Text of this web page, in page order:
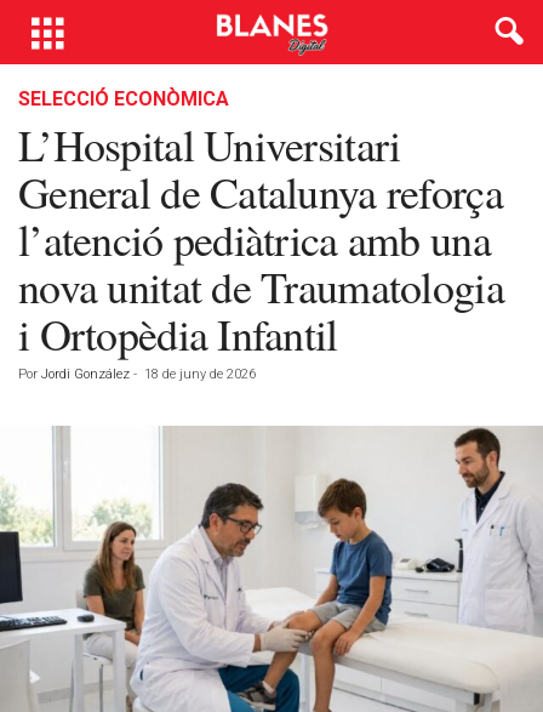
SELECCIÓ ECONÒMICA
L’Hospital Universitari
General de Catalunya reforça
l’atenció pediàtrica amb una
nova unitat de Traumatologia
i Ortopèdia Infantil
Por Jordi González - 18 de juny de 2026